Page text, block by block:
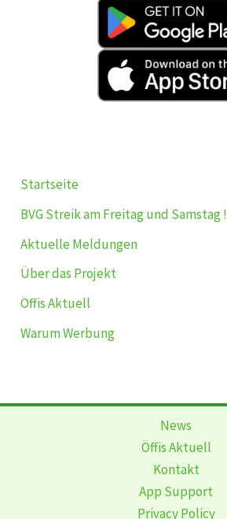
Startseite
BVG Streik am Freitag und Samstag !
Aktuelle Meldungen
Über das Projekt
Öffis Aktuell
Warum Werbung
News
Öffis Aktuell
Kontakt
App Support
Privacy Policy